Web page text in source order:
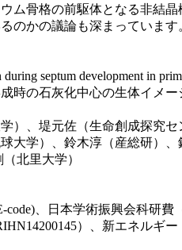
ム骨格の前駆体となる非結
のかの議論も深まっていま
septum development in
時の石灰化中心の生体イメー
、堤元佐（生命創成探究
大学）、鈴木淳（産総研
北里大学）
、日本学術振興会科研
）、新エネル